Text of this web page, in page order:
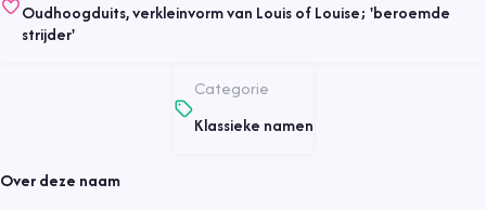
Oudhoogduits, verkleinvorm van Louis of Louise; 'beroemde
strijder'
Categorie
Klassieke namen
Over deze naam